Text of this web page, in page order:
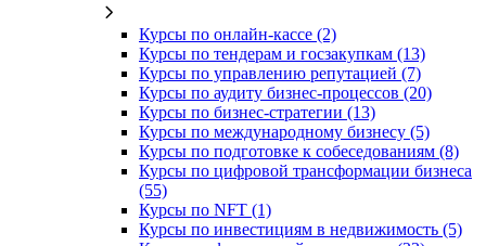
Курсы по онлайн-кассе (2)
Курсы по тендерам и госзакупкам (13)
Курсы по управлению репутацией (7)
Курсы по аудиту бизнес-процессов (20)
Курсы по бизнес-стратегии (13)
Курсы по международному бизнесу (5)
Курсы по подготовке к собеседованиям (8)
Курсы по цифровой трансформации бизнеса
(55)
Курсы по NFT (1)
Курсы по инвестициям в недвижимость (5)